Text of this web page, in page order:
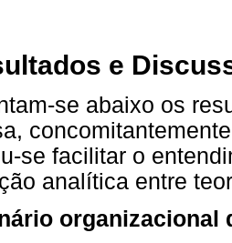
e
se abaixo os
se facilitar o
analítica entre
organizacional